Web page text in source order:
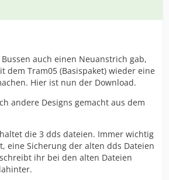
auch einen Neuanstrich gab,
dem Tram05 (Basispaket) wieder eine
Hier ist nun der Download.
andere Designs gemacht aus dem
die 3 dds dateien. Immer wichtig
eine Sicherung der alten dds Dateien
ihr bei den alten Dateien